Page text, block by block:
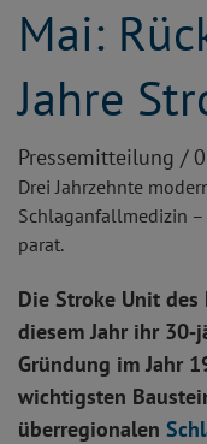
Mai:
Jahre
Pressemitteilung /
Drei Jahrzehnte
Schlaganfallmedizin
parat.
Die Stroke Unit
diesem Jahr ihr 30‑j
Gründung im Jahr
wichtigsten
überregionalen